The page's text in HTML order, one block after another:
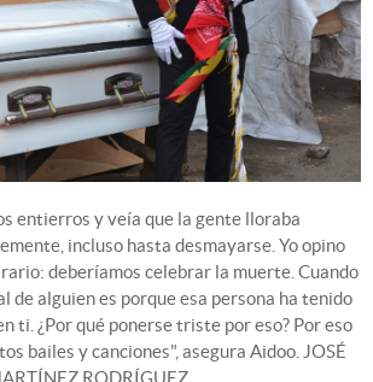
entierros y veía que la gente lloraba
incluso hasta desmayarse. Yo opino
deberíamos celebrar la muerte. Cuando
de alguien es porque esa persona ha tenido
ti. ¿Por qué ponerse triste por eso? Por eso
bailes y canciones", asegura Aidoo. JOSÉ
RODRÍGUEZ